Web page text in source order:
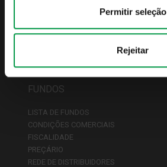
Permitir seleção
Rejeitar
INDICADORES DE ATIVIDADE
POLÍTICAS & PROCEDIMENTOS
FUNDOS
LISTA DE FUNDOS
CONDIÇÕES COMERCIAIS
FISCALIDADE
PREÇÁRIO
REDE DE DISTRIBUIDORES